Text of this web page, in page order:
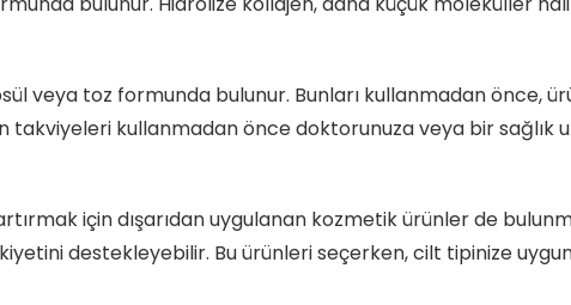
veya toz formunda bulunur. Bunları kullanmadan önce,
kullanmadan önce doktorunuza veya bir sağlık
için dışarıdan uygulanan kozmetik ürünler de
destekleyebilir. Bu ürünleri seçerken, cilt tipinize